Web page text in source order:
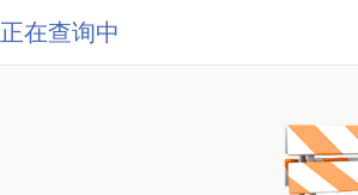
正在查询中